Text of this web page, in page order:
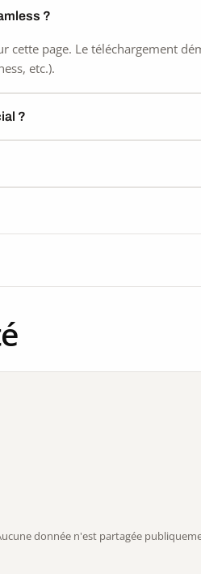
?
cette page. Le téléchargement
etc.).
?
donnée n'est partagée